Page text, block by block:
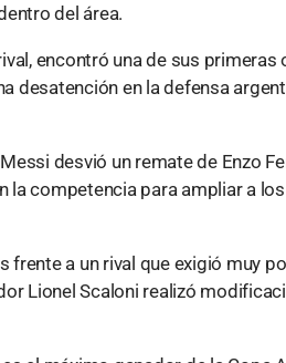
del área.
encontró una de sus
desatención en la defensa
desvió un remate de Enzo
la competencia para ampliar a
a un rival que exigió muy
Lionel Scaloni realizó